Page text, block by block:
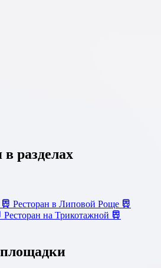
разделах
Ресторан в Липовой Роще
Ресторан на Трикотажной